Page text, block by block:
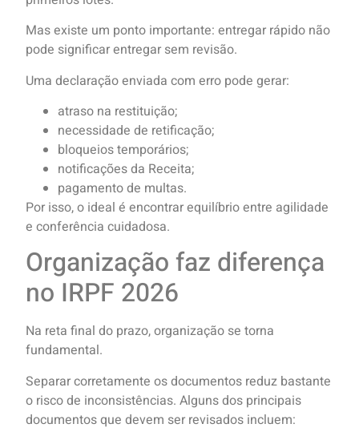
Mas existe um ponto importante: entregar rápido não
pode significar entregar sem revisão.
Uma declaração enviada com erro pode gerar:
atraso na restituição;
necessidade de retificação;
bloqueios temporários;
notificações da Receita;
pagamento de multas.
Por isso, o ideal é encontrar equilíbrio entre agilidade
e conferência cuidadosa.
Organização faz diferença
no IRPF 2026
Na reta final do prazo, organização se torna
fundamental.
Separar corretamente os documentos reduz bastante
o risco de inconsistências. Alguns dos principais
documentos que devem ser revisados incluem: